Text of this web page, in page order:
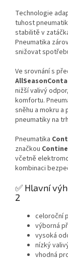
Technologie
tuhost
stabilitě v
Pneumatika
snižovat
Ve srovnání s
nižší valivý
komfortu.
sněhu a mokru
pneumatiky na
Pneumatika
značkou
včetně
kombinaci
✅ Hlavní
2
celoroční
výborná
vysoká
nízký
vhodná